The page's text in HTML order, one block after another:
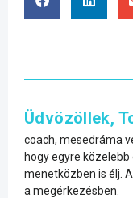
Üdvözöllek,
coach, mesedráma
hogy egyre
menetközben is élj.
a megérkezésben.